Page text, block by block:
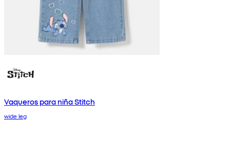
Vaqueros para niña Stitch
wide leg